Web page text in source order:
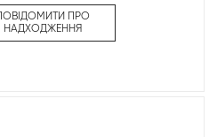
ПОВІДОМИТИ ПРО
НАДХОДЖЕННЯ